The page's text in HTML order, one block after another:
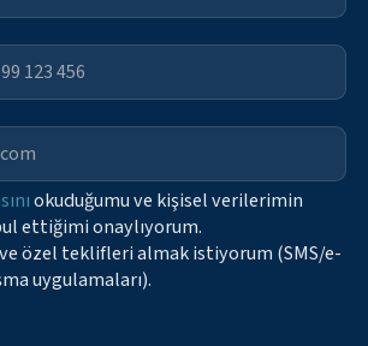
okuduğumu ve kişisel verilerimin
ettiğimi onaylıyorum.
özel teklifleri almak istiyorum (SMS/e-
uygulamaları).